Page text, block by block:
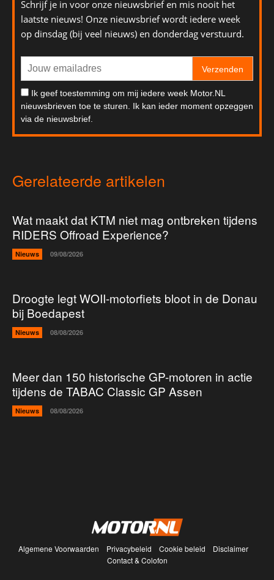
Schrijf je in voor onze nieuwsbrief en mis nooit het
laatste nieuws! Onze nieuwsbrief wordt iedere week
op dinsdag (bij veel nieuws) en donderdag verstuurd.
Verzenden
Ik geef toestemming om mij iedere week Motor.NL
nieuwsbrieven toe te sturen. Ik kan ieder moment opzeggen
via de nieuwsbrief.
Gerelateerde artikelen
Wat maakt dat KTM niet mag ontbreken tijdens
RIDERS Offroad Experience?
Nieuws 09/08/2026
Droogte legt WOII-motorfiets bloot in de Donau
bij Boedapest
Nieuws 08/08/2026
Meer dan 150 historische GP-motoren in actie
tijdens de TABAC Classic GP Assen
Nieuws 08/08/2026
Algemene Voorwaarden Privacybeleid Cookie beleid
Disclaimer
Contact & Colofon